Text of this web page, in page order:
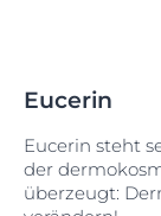
Eucerin
Eucerin steht
der
überzeugt: